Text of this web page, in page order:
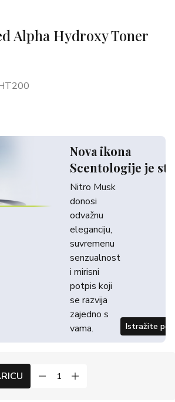
Alpha Hydroxy Toner
Nova ikona
Scentologije je
Nitro Musk
donosi
odvažnu
eleganciju,
suvremenu
senzualnost
i mirisni
potpis koji
se razvija
zajedno s
vama.
Istražite